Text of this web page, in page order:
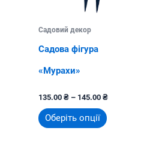
Садовий декор
Садова фігура
«Мурахи»
135.00 ₴ – 145.00 ₴цін:
Оберіть опції Цей